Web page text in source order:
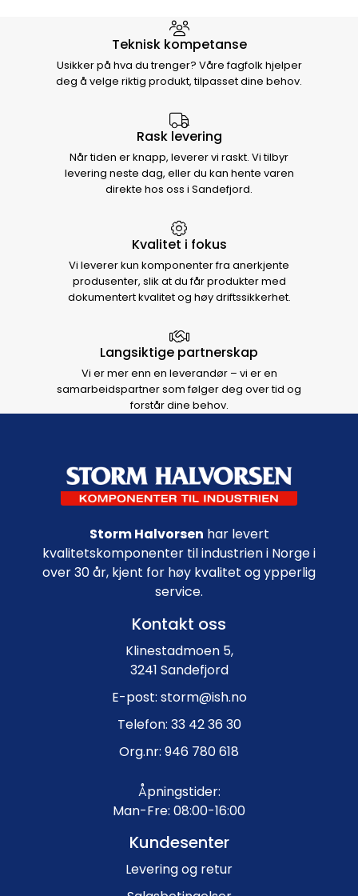
Hvorfor velge Storm Halvorsen
Teknisk kompetanse
Usikker på hva du trenger? Våre fagfolk hjelper
deg å velge riktig produkt, tilpasset dine behov.
Rask levering
Når tiden er knapp, leverer vi raskt. Vi tilbyr
levering neste dag, eller du kan hente varen
direkte hos oss i Sandefjord.
Kvalitet i fokus
Vi leverer kun komponenter fra anerkjente
produsenter, slik at du får produkter med
dokumentert kvalitet og høy driftssikkerhet.
Langsiktige partnerskap
Vi er mer enn en leverandør – vi er en
samarbeidspartner som følger deg over tid og
forstår dine behov.
Footer navigation
Storm Halvorsen har levert
kvalitetskomponenter til industrien i Norge i
over 30 år, kjent for høy kvalitet og ypperlig
service.
Kontakt oss
Klinestadmoen 5,
3241 Sandefjord
E-post: storm@ish.no
Telefon: 33 42 36 30
Org.nr: 946 780 618
Åpningstider:
Man-Fre: 08:00-16:00
Kundesenter
Levering og retur